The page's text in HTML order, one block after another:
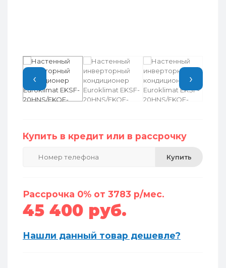
‹ ›
Купить в кредит или в рассрочку
Купить
Рассрочка 0% от 3783 р/мес.
45 400 руб.
Нашли данный товар дешевле?